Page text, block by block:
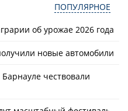
ПОПУЛЯРНОЕ
об урожае 2026 года
новые автомобили
чествовали